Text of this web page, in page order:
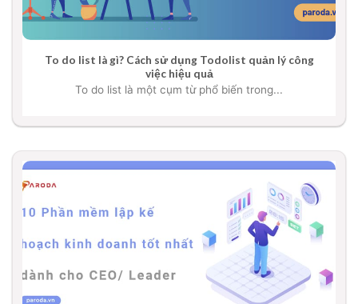
To do list là gì? Cách sử dụng Todolist quản lý công
việc hiệu quả
To do list là một cụm từ phổ biến trong...